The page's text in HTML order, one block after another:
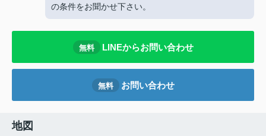
の条件をお聞かせ下さい。
無料 LINEからお問い合わせ
無料 お問い合わせ
地図